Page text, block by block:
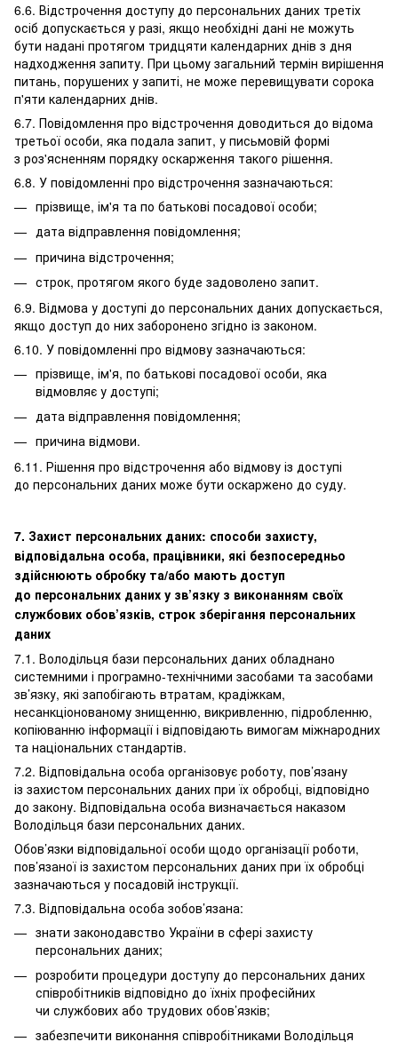
6.6. Відстрочення доступу до персональних даних третіх
осіб допускається у разі, якщо необхідні дані не можуть
бути надані протягом тридцяти календарних днів з дня
надходження запиту. При цьому загальний термін вирішення
питань, порушених у запиті, не може перевищувати сорока
п'яти календарних днів.
6.7. Повідомлення про відстрочення доводиться до відома
третьої особи, яка подала запит, у письмовій формі
з роз'ясненням порядку оскарження такого рішення.
6.8. У повідомленні про відстрочення зазначаються:
прізвище, ім'я та по батькові посадової особи;
дата відправлення повідомлення;
причина відстрочення;
строк, протягом якого буде задоволено запит.
6.9. Відмова у доступі до персональних даних допускається,
якщо доступ до них заборонено згідно із законом.
6.10. У повідомленні про відмову зазначаються:
прізвище, ім'я, по батькові посадової особи, яка
відмовляє у доступі;
дата відправлення повідомлення;
причина відмови.
6.11. Рішення про відстрочення або відмову із доступі
до персональних даних може бути оскаржено до суду.
7. Захист персональних даних: способи захисту,
відповідальна особа, працівники, які безпосередньо
здійснюють обробку та/або мають доступ
до персональних даних у зв’язку з виконанням своїх
службових обов’язків, строк зберігання персональних
даних
7.1. Володільця бази персональних даних обладнано
системними і програмно-технічними засобами та засобами
зв’язку, які запобігають втратам, крадіжкам,
несанкціонованому знищенню, викривленню, підробленню,
копіюванню інформації і відповідають вимогам міжнародних
та національних стандартів.
7.2. Відповідальна особа організовує роботу, пов’язану
із захистом персональних даних при їх обробці, відповідно
до закону. Відповідальна особа визначається наказом
Володільця бази персональних даних.
Обов’язки відповідальної особи щодо організації роботи,
пов’язаної із захистом персональних даних при їх обробці
зазначаються у посадовій інструкції.
7.3. Відповідальна особа зобов’язана:
знати законодавство України в сфері захисту
персональних даних;
розробити процедури доступу до персональних даних
співробітників відповідно до їхніх професійних
чи службових або трудових обов’язків;
забезпечити виконання співробітниками Володільця